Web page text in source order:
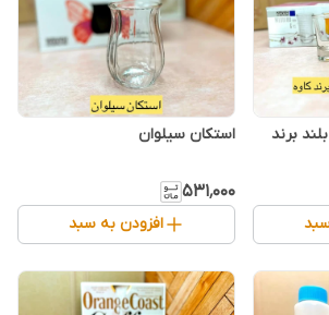
برند
استکان سیلوان
۵۳۱٬۰۰۰
افزودن به سبد